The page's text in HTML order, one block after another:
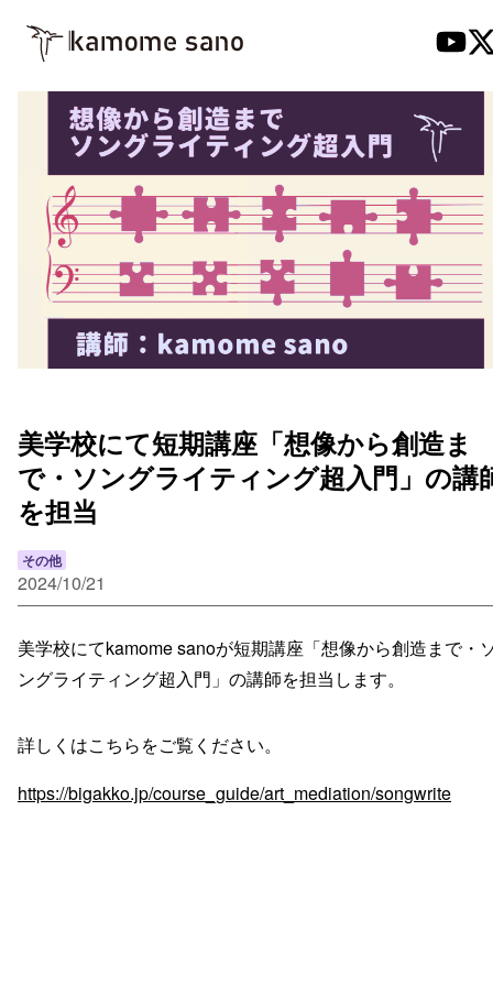
美学校にて短期講座「想像から創造ま
で・ソングライティング超入門」の講
を担当
その他
2024/10/21
美学校にてkamome sanoが短期講座「想像から創造まで・
ングライティング超入門」の講師を担当します。
詳しくはこちらをご覧ください。
https://bigakko.jp/course_guide/art_mediation/songwrite